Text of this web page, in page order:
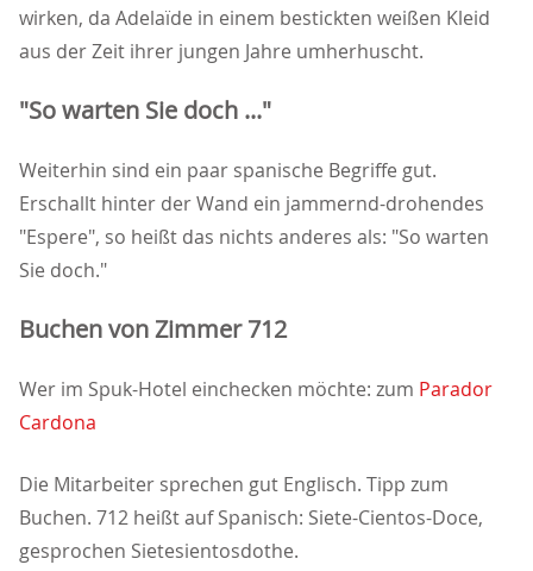
wirken, da Adelaïde in einem bestickten weißen Kleid
aus der Zeit ihrer jungen Jahre umherhuscht.
"So warten Sie doch ..."
Weiterhin sind ein paar spanische Begriffe gut.
Erschallt hinter der Wand ein jammernd-drohendes
"Espere", so heißt das nichts anderes als: "So warten
Sie doch."
Buchen von Zimmer 712
Wer im Spuk-Hotel einchecken möchte: zum Parador
Cardona
Die Mitarbeiter sprechen gut Englisch. Tipp zum
Buchen. 712 heißt auf Spanisch: Siete-Cientos-Doce,
gesprochen Sietesientosdothe.